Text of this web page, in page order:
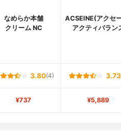
なめらか本舗
クリーム NC
ACSEINE(アクセ
アクティバラン
3.80(4) 3.73
¥737 ¥5,889